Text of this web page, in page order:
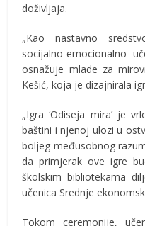
doživljaja.
„Kao nastavno
socijalno-emocionalno
osnažuje mlade za
Kešić, koja je dizajnirala
„Igra ‘Odiseja mira’ je
baštini i njenoj ulozi u
boljeg međusobnog
da primjerak ove igre
školskim bibliotekama
učenica Srednje
Tokom ceremonije,